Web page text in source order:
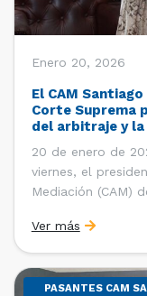
Enero 20, 2026
El CAM
Corte Suprema
del arbitraje y la
20 de enero de
viernes, el
Mediación (CAM)
del CAM Santiago,
la CCS, Carlos
Ver más
PASANTES CAM